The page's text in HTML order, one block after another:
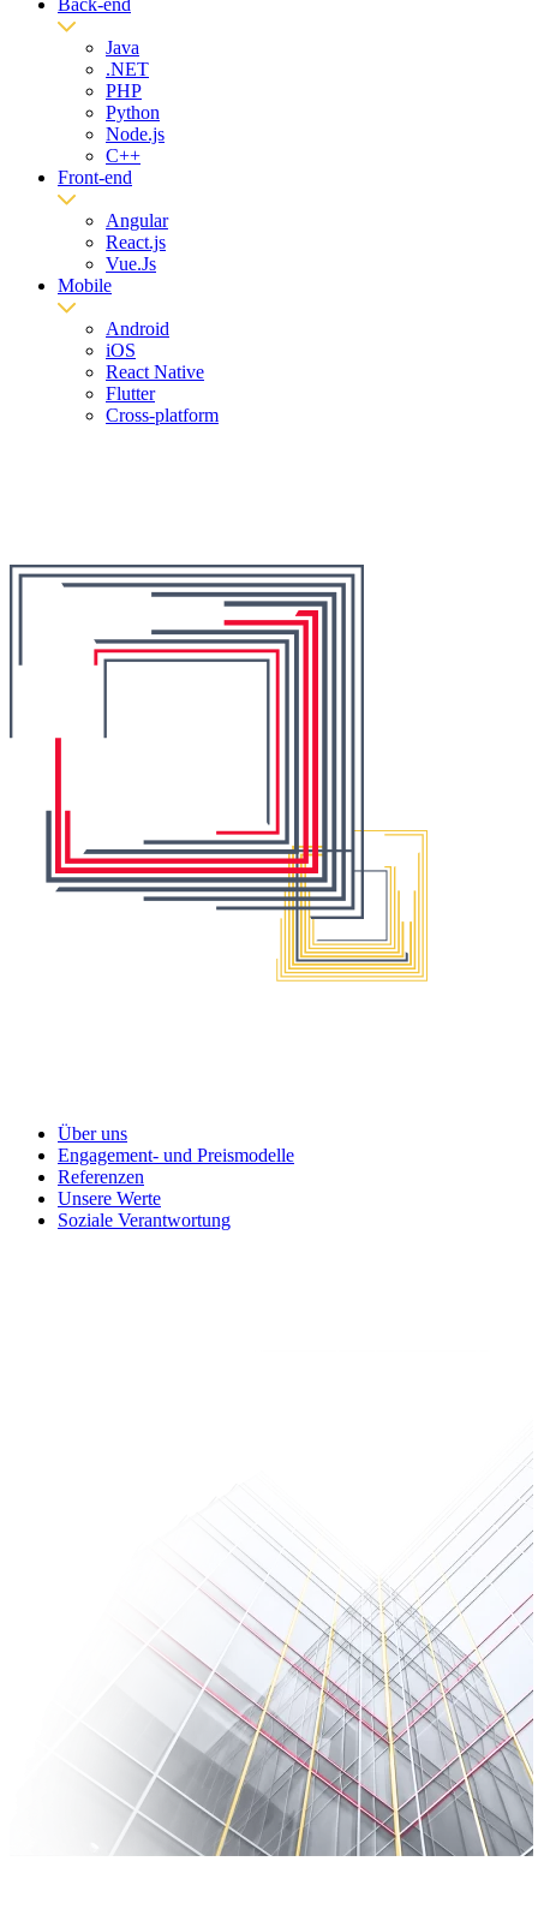
Back-end
Java
.NET
PHP
Python
Node.js
C++
Front-end
Angular
React.js
Vue.Js
Mobile
Android
iOS
React Native
Flutter
Cross-platform
Über uns
Engagement- und Preismodelle
Referenzen
Unsere Werte
Soziale Verantwortung